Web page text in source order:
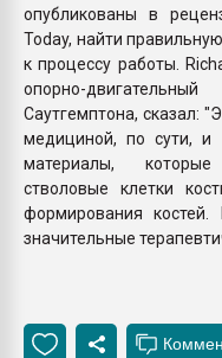
опубликованы в
Today, найти
к процессу работы.
опорно-
Саутгемптона, сказал:
медициной, по сути, и
материалы,
стволовые клетки
формирования костей.
значительные